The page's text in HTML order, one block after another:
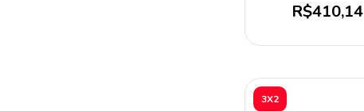
R$410,14
3X2